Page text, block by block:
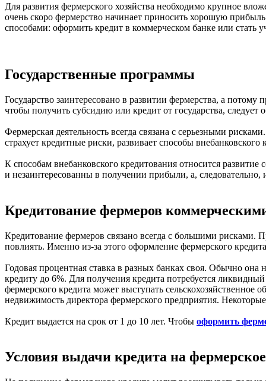
Для развития фермерского хозяйства необходимо крупное
очень скоро фермерство начинает приносить хорошую
способами: оформить кредит в коммерческом банке или стать
Государственные программы
Государство заинтересовано в развитии фермерства, а
чтобы получить субсидию или кредит от государства,
Фермерская деятельность всегда связана с серьезными
страхует кредитные риски, развивает способы внебанковского
К способам внебанковского кредитования относится
и незаинтересованны в получении прибыли, а,
Кредитование фермеров
Кредитование фермеров связано всегда с большими рисками.
повлиять. Именно из-за этого оформление фермерского
Годовая процентная ставка в разных банках своя. Обычно
кредиту до 6%. Для получения кредита потребуется
фермерского кредита может выступать сельскохозяйственное
недвижимость директора фермерского предприятия.
Кредит выдается на срок от 1 до 10 лет. Чтобы оформить
Условия выдачи кредита на фермерское